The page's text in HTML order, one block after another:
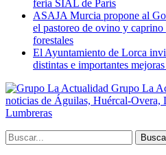
feria SIAL de París
ASAJA Murcia propone al
el pastoreo de ovino y
forestales
El Ayuntamiento de Lorca
distintas e importantes
Grupo La
noticias de Águilas, Huércal-Overa,
Lumbreras